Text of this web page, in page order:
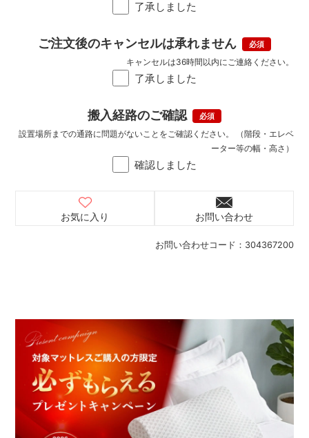
お問い合わせコード： 304367200
了承しました
ご注文後のキャンセルは承れません
了承しました
キャンセルは36時間以内にご連絡ください。
搬入経路のご確認
確認しました
設置場所までの通路に問題がないことをご確認ください。 （階段・エレベ
ーター等の幅・高さ）
お気に入り お問い合わせ